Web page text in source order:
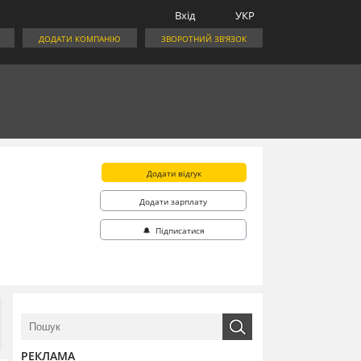
УКР
Вхід
ЗВОРОТНИЙ ЗВ'ЯЗОК
ДОДАТИ КОМПАНІЮ
Додати відгук
Додати зарплату
🔔 Підписатися
РЕКЛАМА